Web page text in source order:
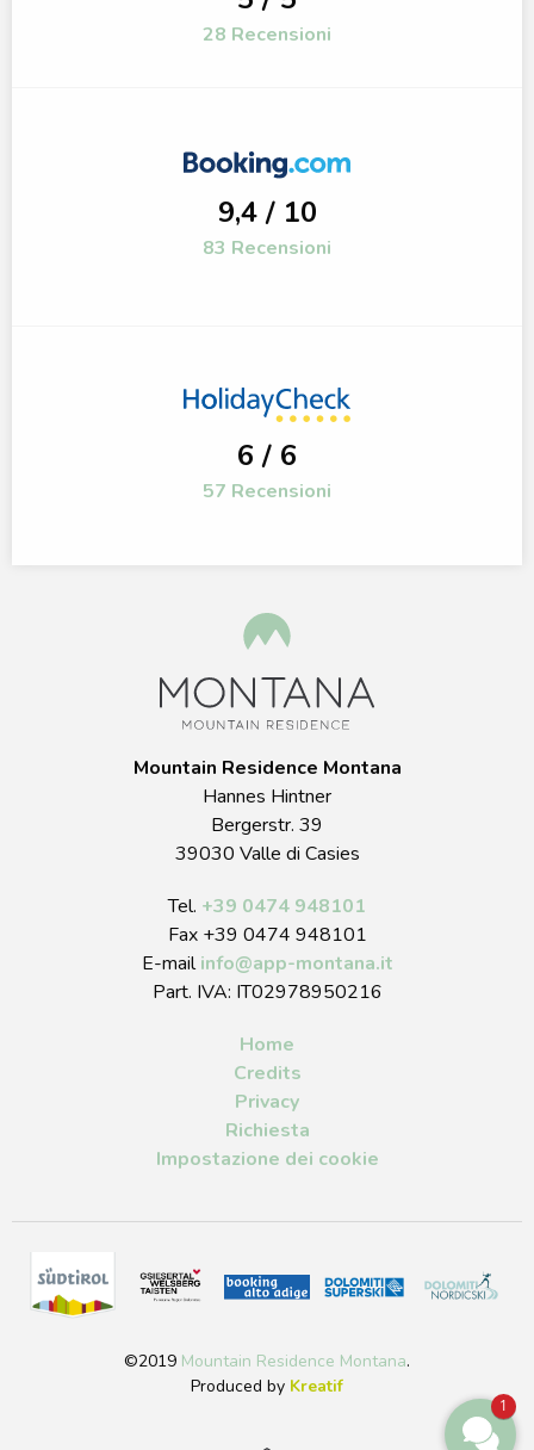
28 Recensioni
9,4 / 10
83 Recensioni
6 / 6
57 Recensioni
Mountain Residence Montana
Hannes Hintner
Bergerstr. 39
39030 Valle di Casies
Tel. +39 0474 948101
Fax +39 0474 948101
E-mailinfo@app-montana.it
Part. IVA: IT02978950216
Home
Credits
Privacy
Richiesta
Impostazione dei cookie
©2019 Mountain Residence Montana.
Produced by Kreatif
1